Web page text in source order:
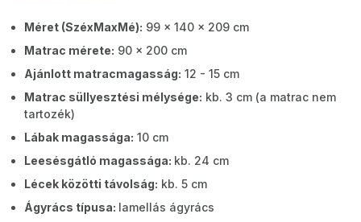
Méret (SzéxMaxMé): 99 x 140 x 209 cm
Matrac mérete: 90 x 200 cm
Ajánlott matracmagasság: 12 - 15 cm
Matrac süllyesztési mélysége: kb. 3 cm (a matrac nem
tartozék)
Lábak magassága: 10 cm
Leesésgátló magassága: kb. 24 cm
Lécek közötti távolság: kb. 5 cm
Ágyrács típusa: lamellás ágyrács